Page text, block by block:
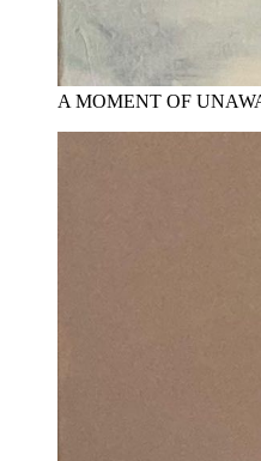
A MOMENT OF